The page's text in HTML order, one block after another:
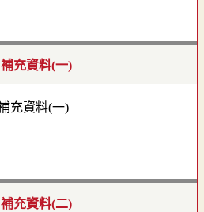
補充資料(一)
補充資料(二)